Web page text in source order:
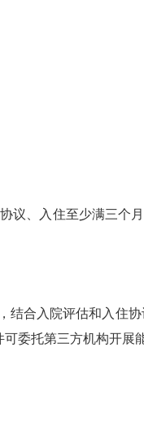
议、入住至少满三个
结合入院评估和入住
委托第三方机构开展